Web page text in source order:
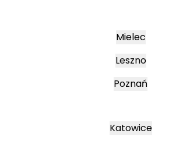
Mielec
Leszno
Poznań
Katowice